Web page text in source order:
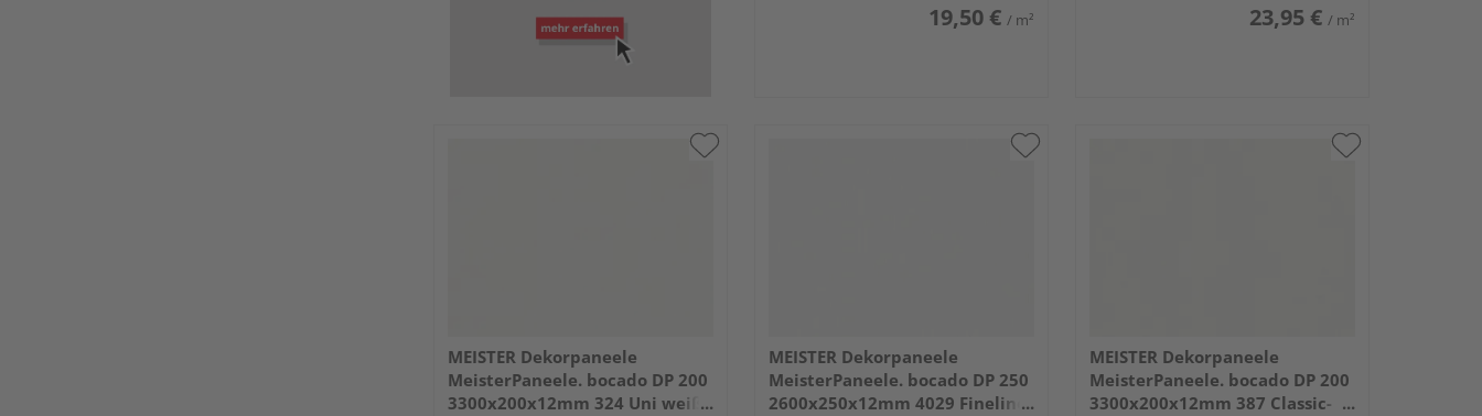
19,50 € / m² 23,95 € / m²
MEISTER Dekorpaneele
MeisterPaneele. bocado DP 200
3300x200x12mm 324 Uni weiß
MEISTER Dekorpaneele
MeisterPaneele. bocado DP 250
2600x250x12mm 4029 Fineline
MEISTER Dekorpaneele
MeisterPaneele. bocado DP 200
3300x200x12mm 387 Classic-